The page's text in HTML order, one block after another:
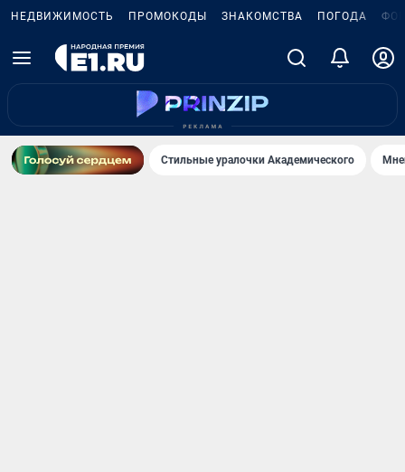
НЕДВИЖИМОСТЬ ПРОМОКОДЫ ЗНАКОМСТВА ПОГОДА
Стильные уралочки Академического